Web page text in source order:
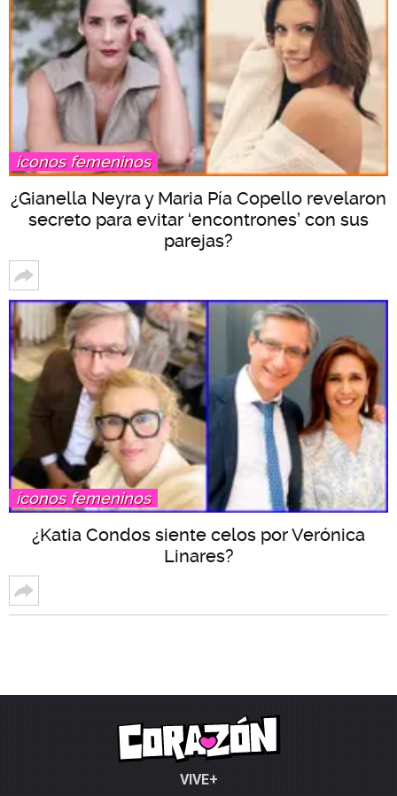
íconos femeninos
¿Gianella Neyra y Maria Pía Copello revelaron
secreto para evitar ‘encontrones’ con sus
parejas?
íconos femeninos
¿Katia Condos siente celos por Verónica
Linares?
VIVE+